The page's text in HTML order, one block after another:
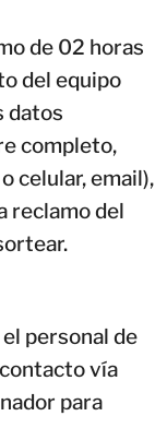
de 02 horas
del equipo
datos
completo,
celular, email),
reclamo del
personal de
contacto vía
para